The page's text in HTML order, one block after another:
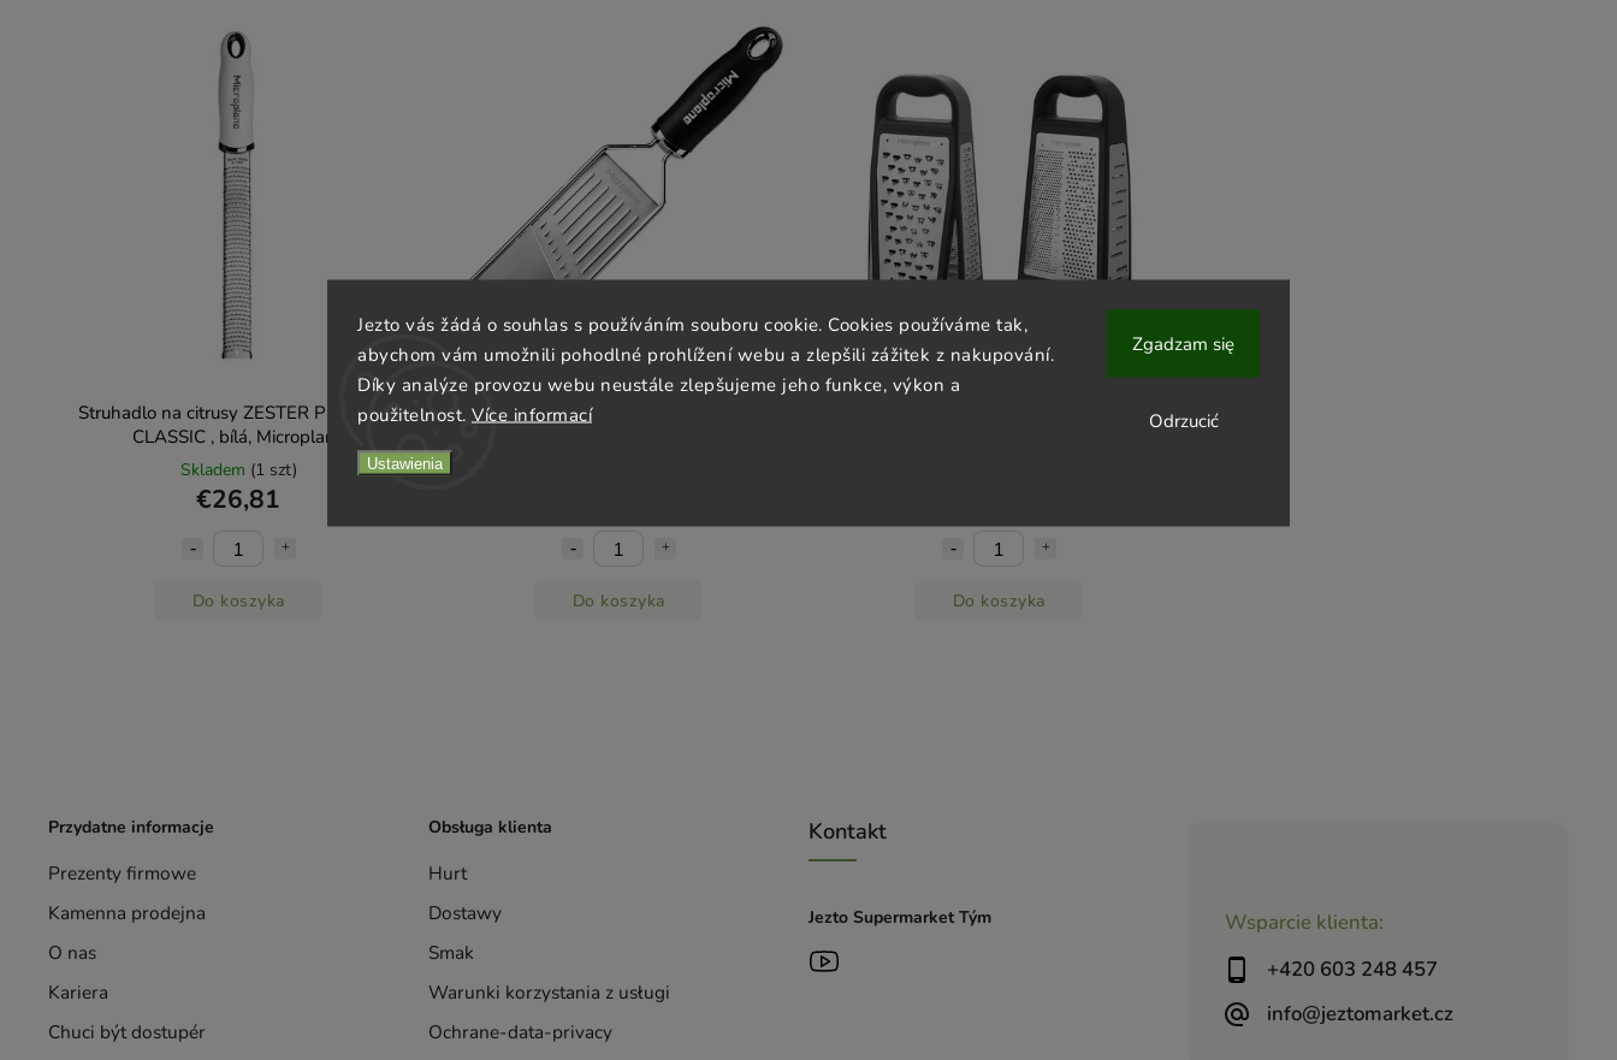
Jezto vás žádá o souhlas s používáním souboru cookie. Cookies používáme tak,
abychom vám umožnili pohodlné prohlížení webu a zlepšili zážitek z nakupování.
Díky analýze provozu webu neustále zlepšujeme jeho funkce, výkon a
použitelnost. Více informací
Ustawienia
Odrzucić
Zgadzam się
Struhadlo na citrusy ZESTER PREMIUM
CLASSIC , bílá, Microplane
Skladem (1 szt)
€26,81
Do koszyka
Struhadlo na proužky Julienne GOURMET,
Do koszyka
Struhadlo ELITE BOX, se zásobníkem ,
Do koszyka
Wsparcie klienta:
+420 603 248 457
info@jeztomarket.cz
Przydatne informacje
Prezenty firmowe
Kamenna prodejna
O nas
Kariera
Chuci být dostupér
Obsługa klienta
Hurt
Dostawy
Smak
Warunki korzystania z usługi
Ochrane-data-privacy
Kontakt
Jezto Supermarket Tým